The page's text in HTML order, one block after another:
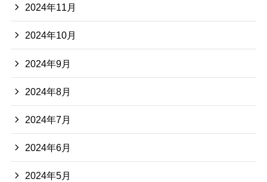
2024年11月
2024年10月
2024年9月
2024年8月
2024年7月
2024年6月
2024年5月